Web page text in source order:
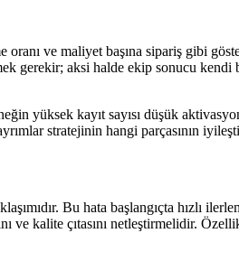
ve maliyet başına sipariş gibi
gerekir; aksi halde ekip sonucu
yüksek kayıt sayısı düşük
stratejinin hangi parçasının
Bu hata başlangıçta hızlı
kalite çıtasını netleştirmelidir.